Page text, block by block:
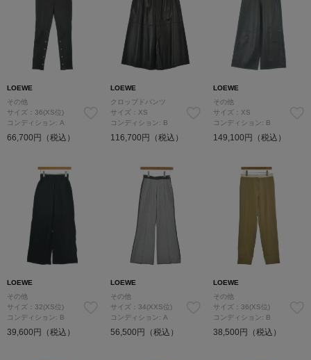
LOEWE
その他
サイズ：36(XS位)
コンディション: A
66,700円（税込）
LOEWE
クロップドパンツ
サイズ：XS
コンディション: B
116,700円（税込）
LOEWE
その他
サイズ：XS
コンディション: B
149,100円（税込）
LOEWE
その他
サイズ：32(XS位)
コンディション: B
39,600円（税込）
LOEWE
その他
サイズ：34(XXS位)
コンディション: A
56,500円（税込）
LOEWE
その他
サイズ：36(XS位)
コンディション: B
38,500円（税込）